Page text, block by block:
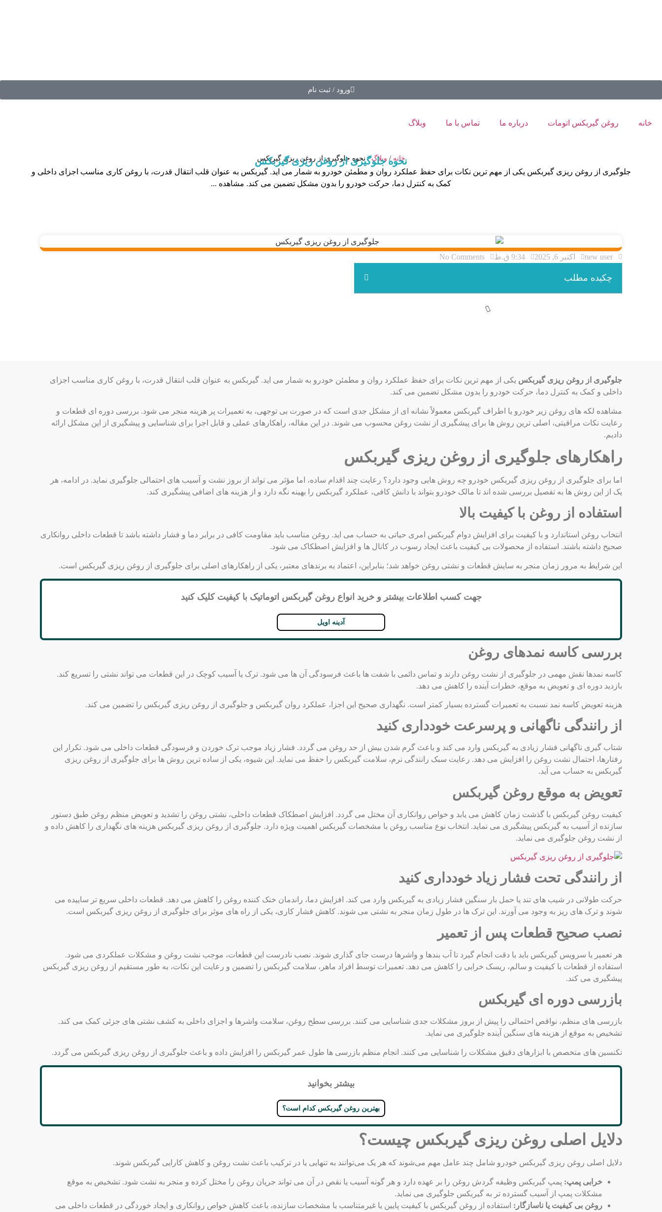
ورود / ثبت نام
خانه روغن گیربکس اتومات درباره ما تماس با ما وبلاگ
خانه / وبلاگ/ نحوه جلوگیری از روغن ریزی گیربکس
نحوه جلوگیری از روغن ریزی گیربکس
جلوگیری از روغن ریزی گیربکس یکی از مهم ‌ترین نکات برای حفظ عملکرد روان و مطمئن خودرو به شمار می اید. گیربکس به عنوان قلب انتقال قدرت، با روغن کاری مناسب اجزای داخلی و
کمک به کنترل دما، حرکت خودرو را بدون مشکل تضمین می‌ کند. مشاهده ...
new user اکتبر 6, 2025 9:34 ق.ظ No Comments
چکیده مطلب
جلوگیری از روغن ریزی گیربکس یکی از مهم ‌ترین نکات برای حفظ عملکرد روان و مطمئن خودرو به شمار می اید. گیربکس به عنوان قلب انتقال قدرت، با روغن کاری مناسب اجزای
داخلی و کمک به کنترل دما، حرکت خودرو را بدون مشکل تضمین می‌ کند.
مشاهده لکه ‌های روغن زیر خودرو یا اطراف گیربکس معمولاً نشانه‌ ای از مشکل جدی است که در صورت بی‌ توجهی، به تعمیرات پر هزینه منجر می ‌شود. بررسی دوره ‌ای قطعات و
رعایت نکات مراقبتی، اصلی ‌ترین روش‌ ها برای پیشگیری از نشت روغن محسوب می‌ شوند. در این مقاله، راهکارهای عملی و قابل اجرا برای شناسایی و پیشگیری از این مشکل ارائه
دادیم.
راهکارهای جلوگیری از روغن ریزی گیربکس
اما برای جلوگیری از روغن ریزی گیربکس خودرو چه روش‌ هایی وجود دارد؟ رعایت چند اقدام ساده، اما مؤثر می ‌تواند از بروز نشت و آسیب ‌های احتمالی جلوگیری نماید. در ادامه، هر
یک از این روش ‌ها به تفصیل بررسی شده ‌اند تا مالک خودرو بتواند با دانش کافی، عملکرد گیربکس را بهینه نگه دارد و از هزینه ‌های اضافی پیشگیری کند.
استفاده از روغن با کیفیت بالا
انتخاب روغن استاندارد و با کیفیت برای افزایش دوام گیربکس امری حیاتی به حساب می اید. روغن مناسب باید مقاومت کافی در برابر دما و فشار داشته باشد تا قطعات داخلی روانکاری
صحیح داشته باشند. استفاده از محصولات بی‌ کیفیت باعث ایجاد رسوب در کانال ‌ها و افزایش اصطکاک می‌ شود.
این شرایط به مرور زمان منجر به سایش قطعات و نشتی روغن خواهد شد؛ بنابراین، اعتماد به برندهای معتبر، یکی از راهکارهای اصلی برای جلوگیری از روغن ریزی گیربکس است.
جهت کسب اطلاعات بیشتر و خرید انواع روغن گیربکس اتوماتیک با کیفیت کلیک کنید
آدینه اویل
بررسی کاسه نمدهای روغن
کاسه نمدها نقش مهمی در جلوگیری از نشت روغن دارند و تماس دائمی با شفت ‌ها باعث فرسودگی آن‌ ها می ‌شود. ترک یا آسیب کوچک در این قطعات می ‌تواند نشتی را تسریع کند.
بازدید دوره ‌ای و تعویض به موقع، خطرات آینده را کاهش می ‌دهد.
هزینه تعویض کاسه نمد نسبت به تعمیرات گسترده بسیار کمتر است. نگهداری صحیح این اجزا، عملکرد روان گیربکس و جلوگیری از روغن ریزی گیربکس را تضمین می‌ کند.
از رانندگی ناگهانی و پرسرعت خودداری کنید
شتاب‌ گیری ناگهانی فشار زیادی به گیربکس وارد می‌ کند و باعث گرم شدن بیش از حد روغن می گردد. فشار زیاد موجب ترک خوردن و فرسودگی قطعات داخلی می‌ شود. تکرار این
رفتارها، احتمال نشت روغن را افزایش می ‌دهد. رعایت سبک رانندگی نرم، سلامت گیربکس را حفظ می‌ نماید. این شیوه، یکی از ساده ‌ترین روش ‌ها برای جلوگیری از روغن ریزی
گیربکس به حساب می آید.
تعویض به موقع روغن گیربکس
کیفیت روغن گیربکس با گذشت زمان کاهش می یابد و خواص روانکاری آن مختل می گردد. افزایش اصطکاک قطعات داخلی، نشتی روغن را تشدید و تعویض منظم روغن طبق دستور
سازنده از آسیب به گیربکس پیشگیری می‌ نماید. انتخاب نوع مناسب روغن با مشخصات گیربکس اهمیت ویژه دارد. جلوگیری از روغن ریزی گیربکس هزینه‌ های نگهداری را کاهش داده و
از نشت روغن جلوگیری می‌ نماید.
از رانندگی تحت فشار زیاد خودداری کنید
حرکت طولانی در شیب ‌های تند یا حمل بار سنگین فشار زیادی به گیربکس وارد می ‌کند. افزایش دما، راندمان خنک ‌کننده روغن را کاهش می‌ دهد. قطعات داخلی سریع ‌تر ساییده می
‌شوند و ترک‌ های ریز به وجود می آورند. این ترک ‌ها در طول زمان منجر به نشتی می ‌شوند. کاهش فشار کاری، یکی از راه‌ های موثر برای جلوگیری از روغن ریزی گیربکس است.
نصب صحیح قطعات پس از تعمیر
هر تعمیر یا سرویس گیربکس باید با دقت انجام گیرد تا آب‌ بندها و واشرها درست جای ‌گذاری شوند. نصب نادرست این قطعات، موجب نشت روغن و مشکلات عملکردی می‌ شود.
استفاده از قطعات با کیفیت و سالم، ریسک خرابی را کاهش می‌ دهد. تعمیرات توسط افراد ماهر، سلامت گیربکس را تضمین و رعایت این نکات، به طور مستقیم از روغن ریزی گیربکس
پیشگیری می‌ کند.
بازرسی دوره ‌ای گیربکس
بازرسی ‌های منظم، نواقص احتمالی را پیش از بروز مشکلات جدی شناسایی می ‌کنند. بررسی سطح روغن، سلامت واشرها و اجزای داخلی به کشف نشتی‌ های جزئی کمک می‌ کند.
تشخیص به موقع از هزینه ‌های سنگین آینده جلوگیری می ‌نماید.
تکنسین ‌های متخصص با ابزارهای دقیق مشکلات را شناسایی می ‌کنند. انجام منظم بازرسی‌ ها طول عمر گیربکس را افزایش داده و باعث جلوگیری از روغن ریزی گیربکس می‌ گردد.
بیشتر بخوانید
بهترین روغن گیربکس کدام است؟
دلایل اصلی روغن ریزی گیربکس چیست؟
دلایل اصلی روغن ریزی گیربکس خودرو شامل چند عامل مهم می‌شوند که هر یک می‌توانند به تنهایی یا در ترکیب باعث نشت روغن و کاهش کارایی گیربکس شوند.
خرابی پمپ: پمپ گیربکس وظیفه گردش روغن را بر عهده دارد و هر گونه آسیب یا نقص در آن می ‌تواند جریان روغن را مختل کرده و منجر به نشت شود. تشخیص به موقع
مشکلات پمپ از آسیب گسترده ‌تر به گیربکس جلوگیری می‌ نماید.
روغن بی‌ کیفیت یا ناسازگار: استفاده از روغن گیربکس با کیفیت پایین یا غیرمتناسب با مشخصات سازنده، باعث کاهش خواص روانکاری و ایجاد خوردگی در قطعات داخلی می‌